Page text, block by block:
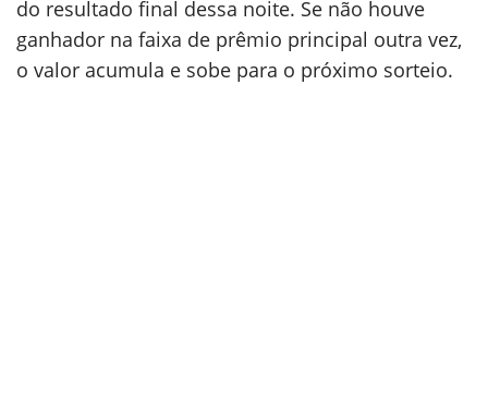
do resultado final dessa noite. Se não houve
ganhador na faixa de prêmio principal outra vez,
o valor acumula e sobe para o próximo sorteio.